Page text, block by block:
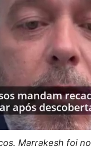
Marrakesh foi